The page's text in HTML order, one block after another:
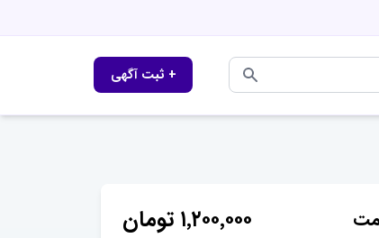
+ ثبت آگهی
۱٬۲۰۰٬۰۰۰ تومان